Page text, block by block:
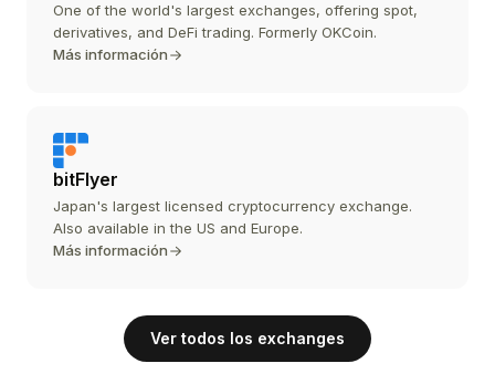
One of the world's largest exchanges, offering spot,
derivatives, and DeFi trading. Formerly OKCoin.
Más información
bitFlyer
Japan's largest licensed cryptocurrency exchange.
Also available in the US and Europe.
Más información
Ver todos los exchanges